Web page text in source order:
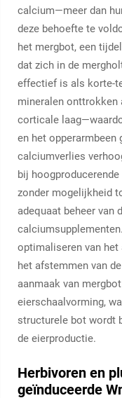
calcium—meer dan
deze behoefte te
het mergbot, een
dat zich in de
effectief is als korte-
mineralen
corticale
en het
calciumverlies
bij
zonder mogelijkheid
adequaat beheer van
optimaliseren van
het afstemmen van
aanmaak van
eierschaalvorming,
structurele bot wordt
de eierproductie.
Herbivoren en
geïnduceerde